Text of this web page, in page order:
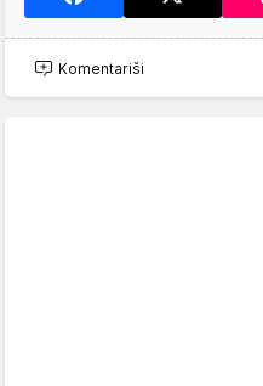
Komentariši